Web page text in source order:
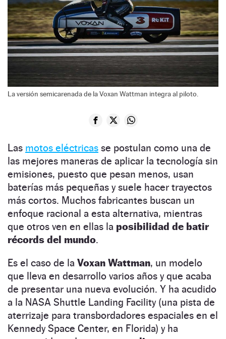
La versión semicarenada de la Voxan Wattman integra al piloto.
Las motos eléctricas se postulan como una de
las mejores maneras de aplicar la tecnología sin
emisiones, puesto que pesan menos, usan
baterías más pequeñas y suele hacer trayectos
más cortos. Muchos fabricantes buscan un
enfoque racional a esta alternativa, mientras
que otros ven en ellas la posibilidad de batir
récords del mundo.
Es el caso de la Voxan Wattman, un modelo
que lleva en desarrollo varios años y que acaba
de presentar una nueva evolución. Y ha acudido
a la NASA Shuttle Landing Facility (una pista de
aterrizaje para transbordadores espaciales en el
Kennedy Space Center, en Florida) y ha